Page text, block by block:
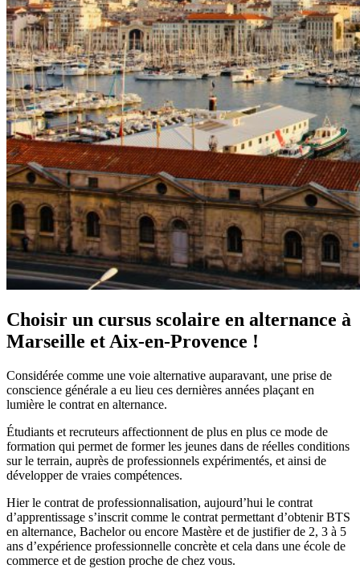
Choisir un cursus scolaire en alternance à
Marseille et Aix-en-Provence !
Considérée comme une voie alternative auparavant, une prise de
conscience générale a eu lieu ces dernières années plaçant en
lumière le contrat en alternance.
Étudiants et recruteurs affectionnent de plus en plus ce mode de
formation qui permet de former les jeunes dans de réelles conditions
sur le terrain, auprès de professionnels expérimentés, et ainsi de
développer de vraies compétences.
Hier le contrat de professionnalisation, aujourd’hui le contrat
d’apprentissage s’inscrit comme le contrat permettant d’obtenir BTS
en alternance, Bachelor ou encore Mastère et de justifier de 2, 3 à 5
ans d’expérience professionnelle concrète et cela dans une école de
commerce et de gestion proche de chez vous.